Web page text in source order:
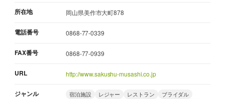
所在地 岡山県美作市大町878
電話番号 0868-77-0339
FAX番号 0868-77-0939
URL http://www.sakushu-musashi.co.jp
ジャンル 宿泊施設 レジャー レストラン
ブライダル